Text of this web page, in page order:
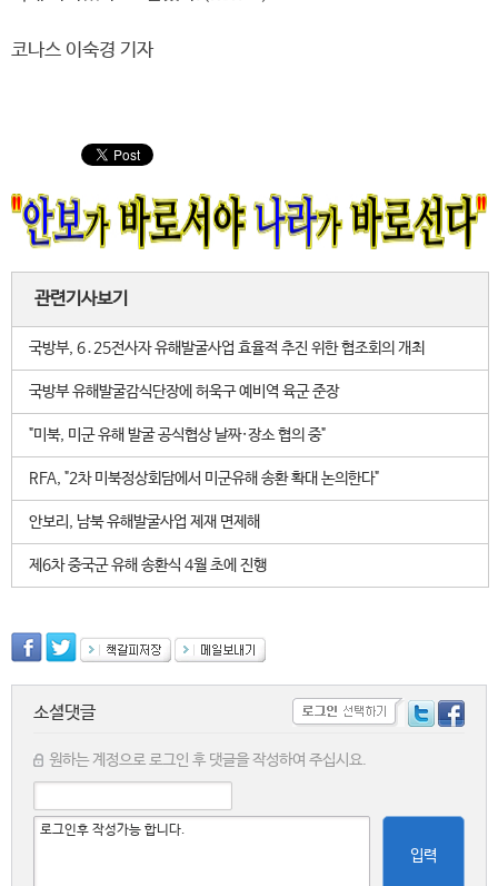
코나스 이숙경 기자
관련기사보기
국방부, 6․25전사자 유해발굴사업 효율적 추진 위한 협조회의 개최
국방부 유해발굴감식단장에 허욱구 예비역 육군 준장
"미북, 미군 유해 발굴 공식협상 날짜·장소 협의 중"
RFA, "2차 미북정상회담에서 미군유해 송환 확대 논의한다"
안보리, 남북 유해발굴사업 제재 면제해
제6차 중국군 유해 송환식 4월 초에 진행
소셜댓글
원하는 계정으로 로그인 후 댓글을 작성하여 주십시요.
입력